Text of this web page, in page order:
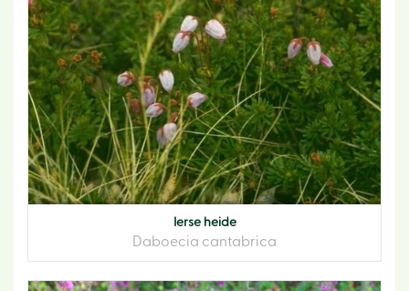
Ierse heide
Daboecia cantabrica